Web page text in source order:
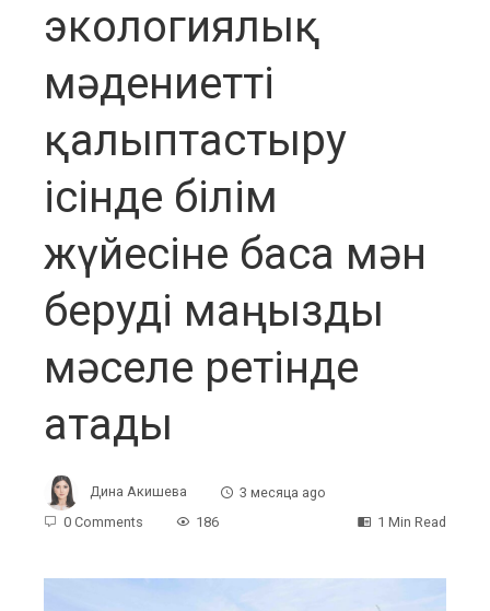
экологиялық
мәдениетті
қалыптастыру
ісінде білім
жүйесіне баса мән
беруді маңызды
мәселе ретінде
атады
Дина Акишева
3 месяца ago
0 Comments
186 1 Min Read